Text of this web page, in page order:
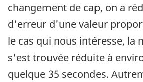
changement de cap, on a
d'erreur d'une valeur
le cas qui nous intéresse, la
s'est trouvée réduite à
quelque 35 secondes.